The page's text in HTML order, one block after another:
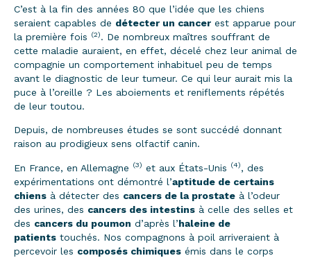
C’est à la fin des années 80 que l’idée que les chiens
seraient capables de détecter un cancer est apparue pour
la première fois (2). De nombreux maîtres souffrant de
cette maladie auraient, en effet, décelé chez leur animal de
compagnie un comportement inhabituel peu de temps
avant le diagnostic de leur tumeur. Ce qui leur aurait mis la
puce à l’oreille ? Les aboiements et reniflements répétés
de leur toutou.
Depuis, de nombreuses études se sont succédé donnant
raison au prodigieux sens olfactif canin.
En France, en Allemagne (3) et aux États-Unis (4), des
expérimentations ont démontré l’aptitude de certains
chiens à détecter des cancers de la prostate à l’odeur
des urines, des cancers des intestins à celle des selles et
des cancers du poumon d’après l’haleine de
patients touchés. Nos compagnons à poil arriveraient à
percevoir les composés chimiques émis dans le corps